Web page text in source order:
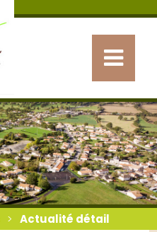
Actualité détail